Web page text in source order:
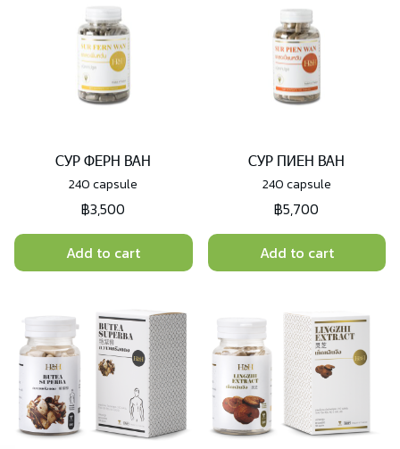
СУР ФЕРН ВАН
240 capsule
฿3,500
Add to cart
СУР ПИЕН ВАН
240 capsule
฿5,700
Add to cart